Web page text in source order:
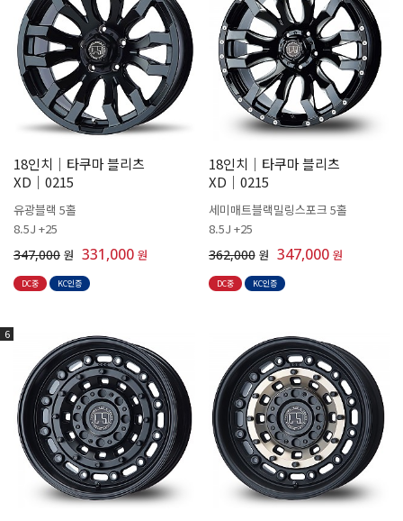
18인치│타쿠마 블리츠
XD│0215
유광블랙 5홀
8.5J +25
347,000 원 331,000 원
DC중 KC인증
18인치│타쿠마 블리츠
XD│0215
세미매트블랙밀링스포크 5홀
8.5J +25
362,000 원 347,000 원
DC중 KC인증
6